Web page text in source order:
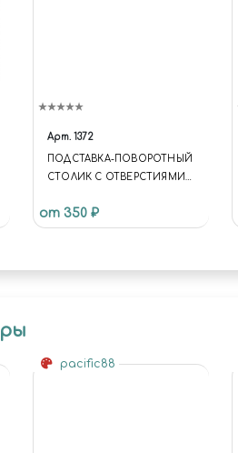
Арт. 1372
ПОДСТАВКА-ПОВОРОТНЫЙ
СТОЛИК С ОТВЕРСТИЯМИ
от 350 ₽
pacific88